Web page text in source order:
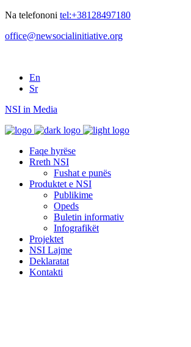
Na telefononi tel:+38128497180
office@newsocialinitiative.org
En
Sr
NSI in Media
Faqe hyrëse
Rreth NSI
Fushat e punës
Produktet e NSI
Publikime
Opeds
Buletin informativ
Infografikët
Projektet
NSI Lajme
Deklaratat
Kontakti